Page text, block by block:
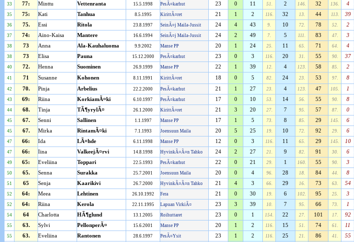
33 77: Minttu Vettenranta 15.5.1998 PesÃ¤karhut 23 0 11 51. 2 146. 32 136. 4
35 75: Kati Tanhua 8.5.1995 KirittÃ¤ret 21 1 2 116. 32 13. 44 113. 39
36 75. Essi Ritola 23.8.1997 SeinÃ¤j Maila-Jussit 24 4 43 9. 10 72. 78 52. 2
37 74: Aino-Kaisa Mantere 16.6.1994 SeinÃ¤j Maila-Jussit 24 2 49 7. 5 111. 83 47. 3
38 73 Anna Ala-Kauhaluoma 9.9.2002 Manse PP 20 1 24 25. 11 65. 71 64. 4
38 73 Elisa Pauna 15.12.2000 PesÃ¤karhut 23 0 3 116. 20 31. 55 90. 37
40 72. Henna Suominen 26.9.1999 Manse PP 22 1 39 12. 4 123. 58 85. 2
41 71 Susanne Kohonen 8.11.1991 KirittÃ¤ret 18 0 5 82. 24 23. 53 97. 8
42 70. Pinja Arbelius 22.2.2000 PesÃ¤karhut 21 1 27 23. 4 123. 47 105. 1
43 69: Riina KorkiamÃ¤ki 6.10.1997 PesÃ¤karhut 17 0 10 53. 14 56. 55 90. 8
44 68. Tinja TÃ¶yrylÃ¤ 26.1.2000 KirittÃ¤ret 21 3 20 27. 7 95. 57 87. 0
45 67. Senni Sallinen 1.1.1997 Manse PP 17 1 5 73. 8 85. 29 145. 6
45 67. Mirka RintamÃ¤ki 7.1.1993 Joensuun Maila 20 5 25 19. 10 72. 92 29. 6
47 66: Ida LÃ¤hde 6.11.1998 Manse PP 12 0 3 116. 11 65. 29 145. 10
47 66: Iina ValkeejÃ¤rvi 14.8.1998 HyvinkÃ¤Ã¤n Tahko 24 2 27 21. 9 82. 91 30. 6
49 65: Eveliina Toppari 22.5.1993 PesÃ¤karhut 22 0 21 29. 1 160. 55 90. 3
50 65. Senna Surakka 25.7.2001 Joensuun Maila 20 0 4 96. 28 18. 84 44. 8
51 65 Senja Kaarikivi 26.7.2000 HyvinkÃ¤Ã¤n Tahko 21 4 3 66. 29 16. 73 63. 54
52 64: Meea Lehtinen 26.10.1992 Fera 21 0 30 19. 6 102. 95 25. 3
52 64: Riina Kerola 22.11.1995 Lapuan VirkiÃ¤ 23 3 39 10. 7 95. 66 73. 1
54 64 Charlotta HÃ¶glund 13.1.2005 Roihuttaret 23 0 1 154. 22 27. 101 17. 92
55 63. Sylvi PellonperÃ¤ 15.6.2001 Manse PP 20 1 2 116. 15 51. 74 61. 11
55 63. Eveliina Rantonen 28.6.1997 PesÃ¤Ysit 23 1 2 116. 25 21. 86 41. 55